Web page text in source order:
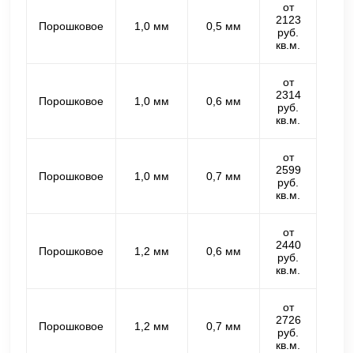
Порошковое 1,0 мм 0,5 мм
от
2123
руб.
кв.м.
Порошковое 1,0 мм 0,6 мм
от
2314
руб.
кв.м.
Порошковое 1,0 мм 0,7 мм
от
2599
руб.
кв.м.
Порошковое 1,2 мм 0,6 мм
от
2440
руб.
кв.м.
Порошковое 1,2 мм 0,7 мм
от
2726
руб.
кв.м.